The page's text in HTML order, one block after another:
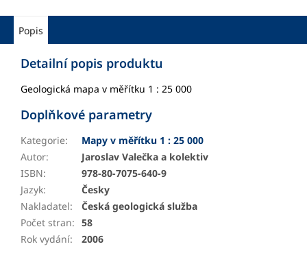
Popis
Detailní popis produktu
Geologická mapa v měřítku 1 : 25 000
Doplňkové parametry
Kategorie:
Mapy v měřítku 1 : 25 000
Autor:
Jaroslav Valečka a kolektiv
ISBN:
978-80-7075-640-9
Jazyk:
Česky
Nakladatel:
Česká geologická služba
Počet stran: 58
Rok vydání: 2006